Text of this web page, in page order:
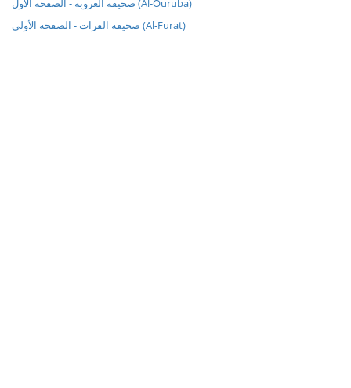
صحيفة العروبة - الصفحة الأول (Al-Ouruba)
صحيفة الفرات - الصفحة الأولى (Al-Furat)